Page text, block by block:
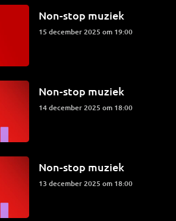
Non-stop muziek
15 december 2025 om 19:00
Non-stop muziek
14 december 2025 om 18:00
Non-stop muziek
13 december 2025 om 18:00